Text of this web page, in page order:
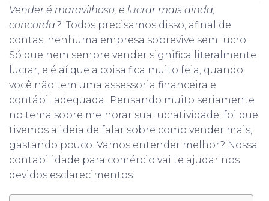
Vender é maravilhoso, e lucrar mais ainda,
concorda? Todos precisamos disso, afinal de
contas, nenhuma empresa sobrevive sem lucro.
Só que nem sempre vender significa literalmente
lucrar, e é aí que a coisa fica muito feia, quando
você não tem uma assessoria financeira e
contábil adequada! Pensando muito seriamente
no tema sobre melhorar sua lucratividade, foi que
tivemos a ideia de falar sobre como vender mais,
gastando pouco. Vamos entender melhor? Nossa
contabilidade para comércio vai te ajudar nos
devidos esclarecimentos!